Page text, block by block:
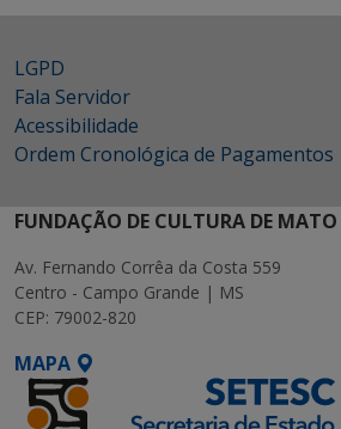
LGPD
Fala Servidor
Acessibilidade
Ordem Cronológica de Pagamentos
FUNDAÇÃO DE CULTURA DE
Av. Fernando Corrêa da Costa 559
Centro - Campo Grande | MS
CEP: 79002-820
MAPA